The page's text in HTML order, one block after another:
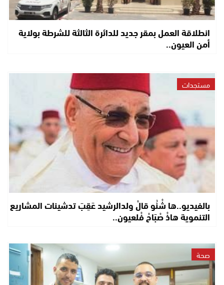
انطلاقة العمل بمقر جديد للدائرة الثالثة للشرطة بولاية
أمن العيون..
مستجدات
بالفيديو..ها شْنُو قالْ ولدالرشيد عَقِبَ تدشينات المشاريع
التنموية هاذْ صْبَاحْ فْلعيون..
صحة